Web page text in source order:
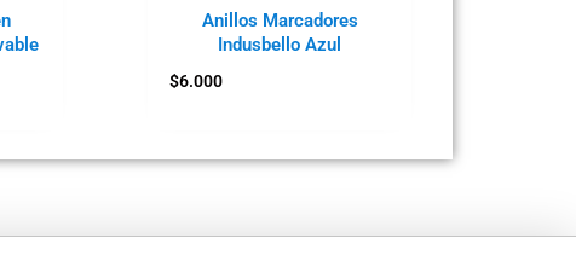
Anillos Marcadores
Indusbello Azul
$6.000